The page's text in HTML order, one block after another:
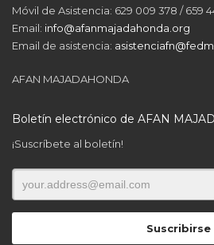
Móvil de Asistencia: 629 009 378 / 659
Email: info@afanmajadahonda.org
Email de asistencia:
AFAN MAJADAHONDA
Boletín electrónico de AFAN
¡Suscríbete al boletín!